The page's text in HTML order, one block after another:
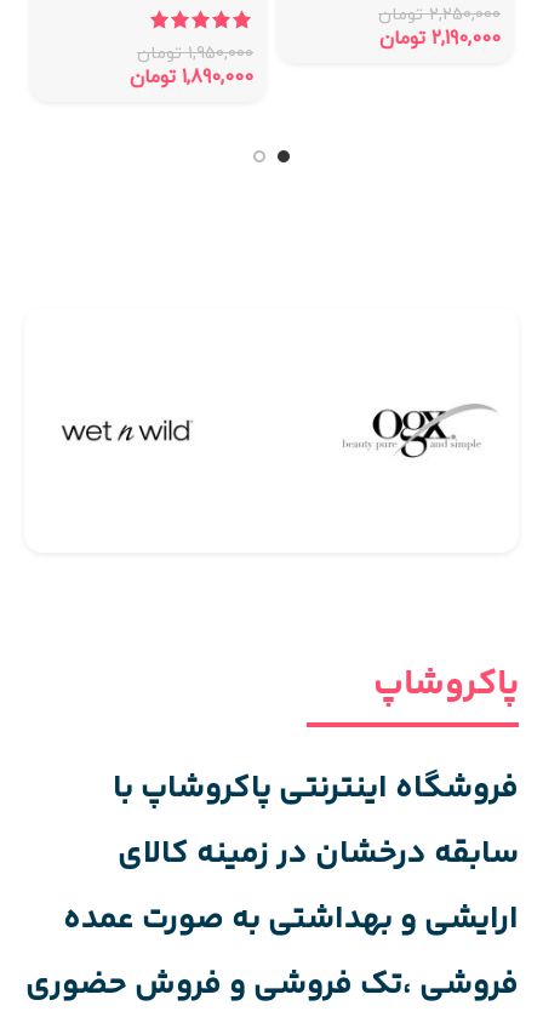
2,250,000 تومان
2,190,000 تومان
1,950,000 تومان
1,890,000 تومان
پاکروشاپ
فروشگاه اینترنتی پاکروشاپ با
سابقه درخشان در زمینه کالای
ارایشی و بهداشتی به صورت عمده
فروشی ،تک فروشی و فروش حضوری